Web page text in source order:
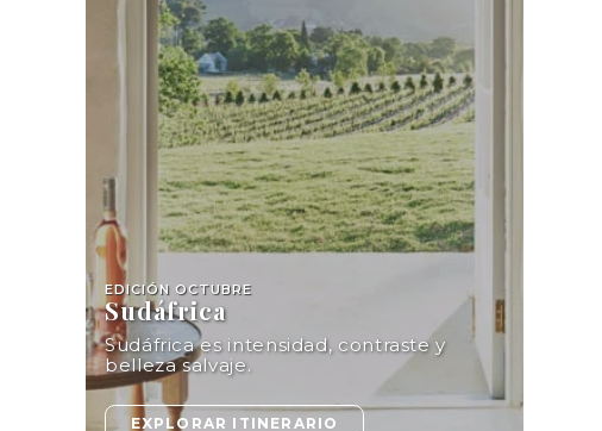
EDICIÓN OCTUBRE
Sudáfrica
Sudáfrica es intensidad, contraste y
belleza salvaje.
EXPLORAR ITINERARIO